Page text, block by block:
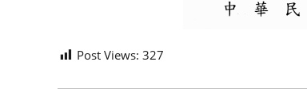
Post Views: 327